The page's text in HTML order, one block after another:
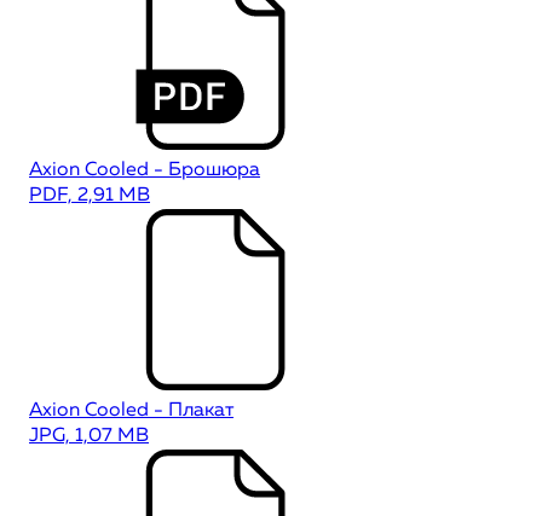
Axion Cooled - Брошюра
PDF, 2,91 MB
Axion Cooled - Плакат
JPG, 1,07 MB